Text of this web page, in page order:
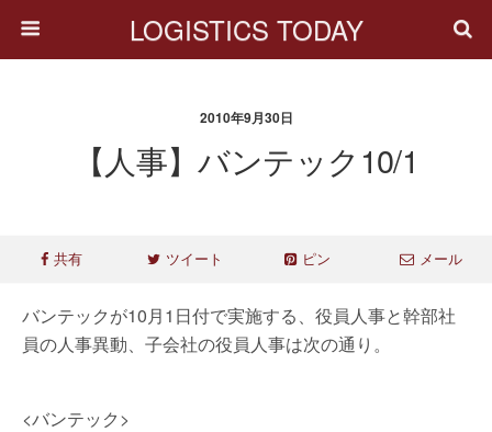
LOGISTICS TODAY
2010年9月30日
【人事】バンテック10/1
共有 ツイート ピン メール
バンテックが10月1日付で実施する、役員人事と幹部社
員の人事異動、子会社の役員人事は次の通り。
<バンテック>